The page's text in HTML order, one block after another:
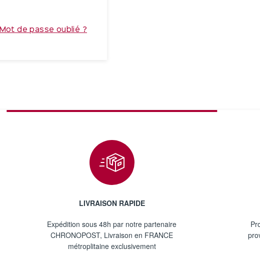
Mot de passe oublié ?
LIVRAISON RAPIDE
Expédition sous 48h par notre partenaire
CHRONOPOST, Livraison en FRANCE
métroplitaine exclusivement